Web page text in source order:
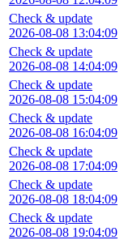
Check & update
2026-08-08 13:04:09
Check & update
2026-08-08 14:04:09
Check & update
2026-08-08 15:04:09
Check & update
2026-08-08 16:04:09
Check & update
2026-08-08 17:04:09
Check & update
2026-08-08 18:04:09
Check & update
2026-08-08 19:04:09